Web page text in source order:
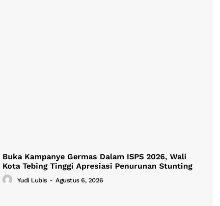
Buka Kampanye Germas Dalam ISPS 2026, Wali
Kota Tebing Tinggi Apresiasi Penurunan Stunting
Yudi Lubis - Agustus 6, 2026